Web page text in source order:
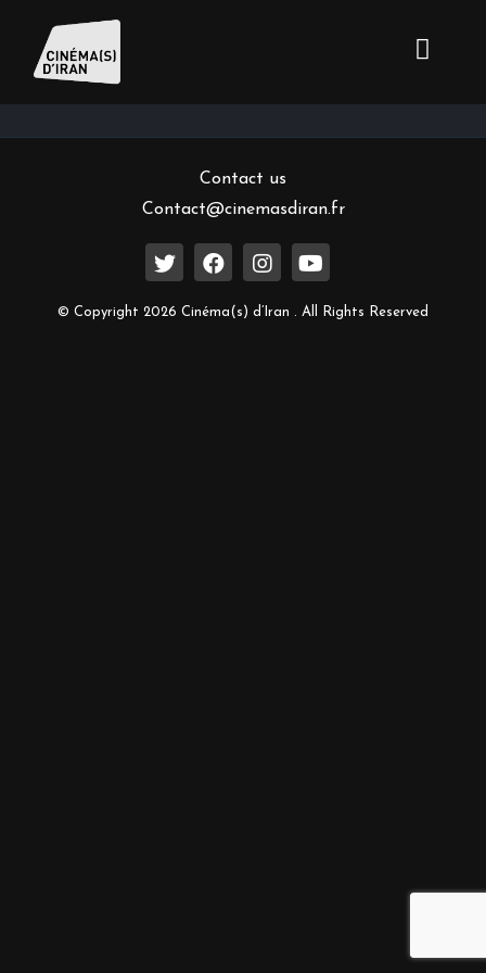
Inscrivez-vous à notre newsletter
Contact us
Contact@cinemasdiran.fr
© Copyright 2026 Cinéma(s) d’Iran . All Rights Reserved